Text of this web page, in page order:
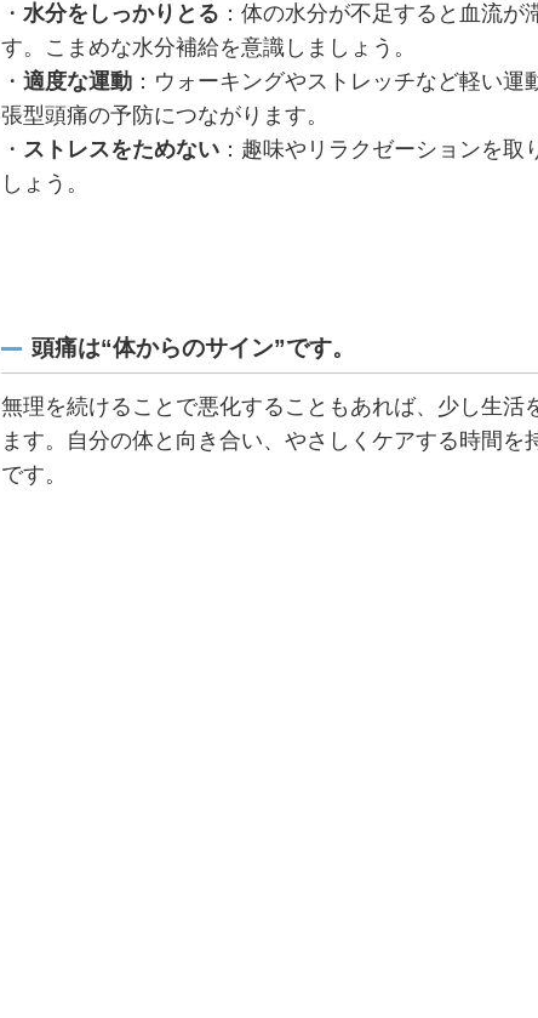
・ 水分をしっかりとる ：体の水分が不足すると血流
す。こまめな水分補給を意識しましょう。
・ 適度な運動 ：ウォーキングやストレッチなど軽い
張型頭痛の予防につながります。
・ ストレスをためない ：趣味やリラクゼーションを
しょう。
頭痛は“体からのサイン”です。
無理を続けることで悪化することもあれば、少し生活
ます。自分の体と向き合い、やさしくケアする時間
です。